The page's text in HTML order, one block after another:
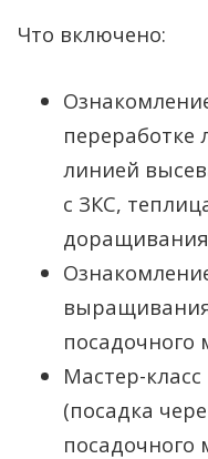
Что включено:
переработке
линией
с ЗКС,
посадочного
Мастер-
(посадка
посадочного